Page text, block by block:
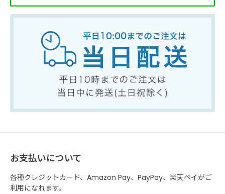
お支払いについて
各種クレジットカード、Amazon Pay、PayPay、楽天ペイがご
利用になれます。